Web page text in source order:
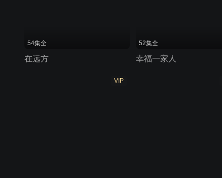
54集全
在远方
52集全
幸福一家人
VIP